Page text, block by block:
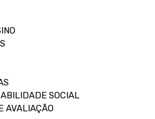
SOCIAL
AVALIAÇÃO